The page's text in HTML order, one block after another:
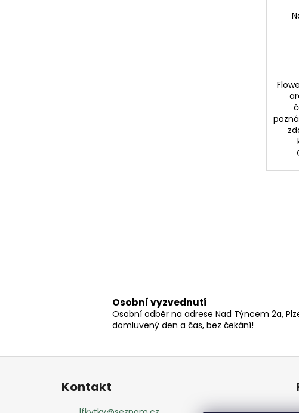
Osobní vyzvednutí
Osobní odběr na adrese Nad Týncem 2a,
domluvený den a čas, bez čekání!
Kontakt